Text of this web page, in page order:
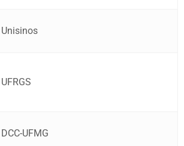
Unisinos
UFRGS
DCC-UFMG